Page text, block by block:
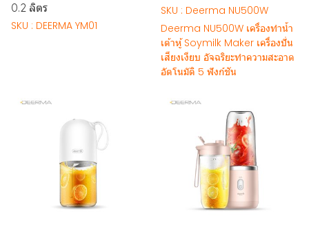
0.2 ลิตร
SKU : DEERMA YM01
SKU : Deerma NU500W
Deerma NU500W เครื่องทำน้ำ
เต้าหู้ Soymilk Maker เครื่องปั่น
เสียงเงียบ อัจฉริยะทำความสะอาด
อัตโนมัติ 5 ฟังก์ชัน